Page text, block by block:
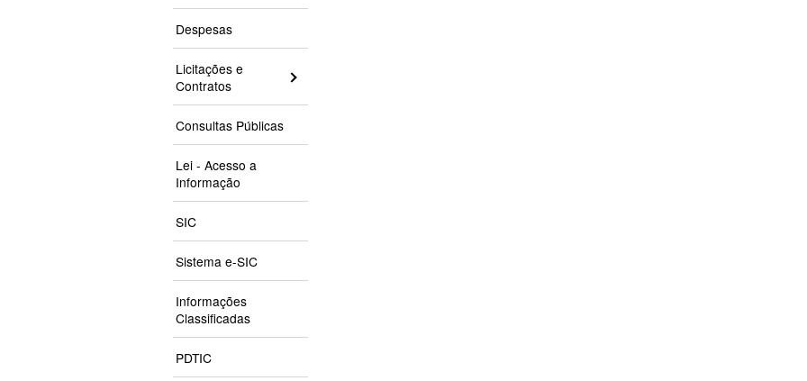
Despesas
Licitações e
Contratos
Consultas Públicas
Lei - Acesso a
Informação
SIC
Sistema e-SIC
Informações
Classificadas
PDTIC